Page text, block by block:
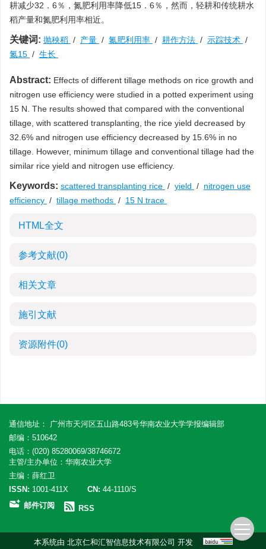
耕减少32．6％，氮肥利用率降低15．6％，然而，轻耕和传统耕水
稻产量和氮肥利用率相近。
关键词: 抛秧稻 / 产量 / 氮肥利用率 / 耕作方法 / 示踪技术 /
氮15 / 生长
Abstract: Effects of different tillage methods on rice growth and
nitrogen use efficiency were studied in a potted experiment using
15 N. The results showed that compared with the conventional
tillage, with scattered transplanting, the rice yield decreased by
32.6% and nitrogen use efficiency decreased by 15.6% in no
tillage. However, minimum tillage and conventional tillage had the
similar rice yield and nitrogen use efficiency.
Keywords: scattered transplanting rice / yield / nitrogen use
efficiency / tillage methods / 15 N trace
HTML全文
参考文献(0)
相关文章
施引文献
资源附件(0)
通信地址： 广州市天河区五山路483号华南农业大学学报编辑部
邮编：510642
电话：(020) 85280069/38746672
主管/主办单位：华南农业大学
主编：薛红卫
ISSN: 1001-411X CN: 44-1110/S
邮件订阅
RSS
本系统由 北京仁和汇智信息技术有限公司 开发